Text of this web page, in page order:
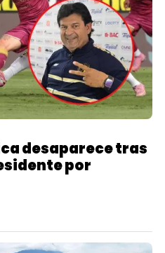
desaparece tras
por